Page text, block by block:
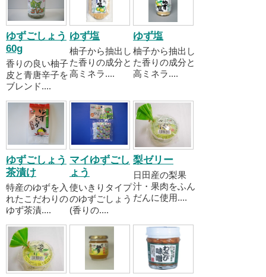
ゆずごしょう
60g
香りの良い柚子
皮と青唐辛子を
ブレンド....
ゆず塩
柚子から抽出し
た香りの成分と
高ミネラ....
ゆず塩
柚子から抽出し
た香りの成分と
高ミネラ....
ゆずごしょう
茶漬け
特産のゆずを入
れたこだわりの
ゆず茶漬....
マイゆずごし
ょう
使いきりタイプ
のゆずごしょう
(香りの....
梨ゼリー
日田産の梨果
汁・果肉をふん
だんに使用....